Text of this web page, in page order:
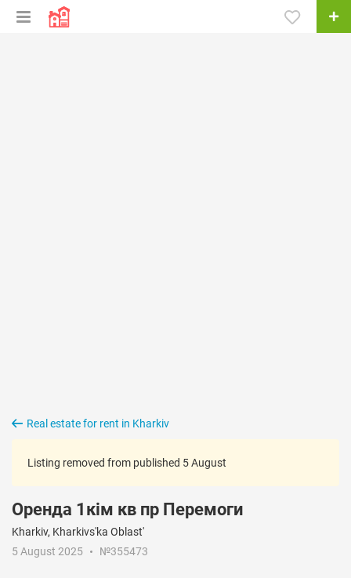
Real estate for rent in Kharkiv
Listing removed from published 5 August
Оренда 1кім кв пр Перемоги
Kharkiv, Kharkivs'ka Oblast'
5 August 2025
№355473